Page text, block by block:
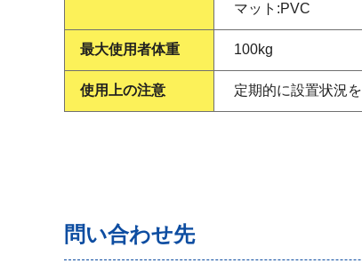
マット:PVC
最大使用者体重 100kg
使用上の注意 定期的に設置状況
問い合わせ先